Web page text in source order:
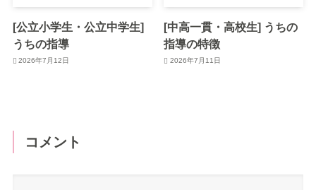
[公立小学生・公立中学生]
うちの指導
2026年7月12日
[中高一貫・高校生] うちの
指導の特徴
2026年7月11日
コメント